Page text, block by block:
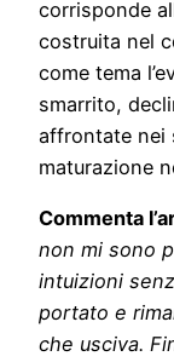
corrisponde
costruita nel
come tema
smarrito,
affrontate nei
maturazione
Commenta
non mi sono
intuizioni
portato e
che usciva.